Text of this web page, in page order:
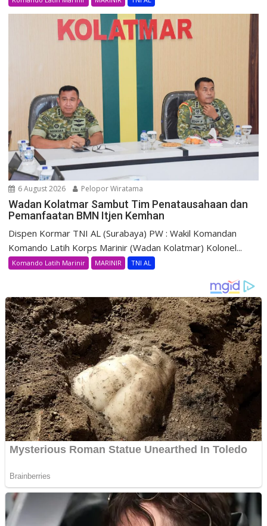
6 August 2026 Pelopor Wiratama
Wadan Kolatmar Sambut Tim Penatausahaan dan
Pemanfaatan BMN Itjen Kemhan
Dispen Kormar TNI AL (Surabaya) PW : Wakil Komandan
Komando Latih Korps Marinir (Wadan Kolatmar) Kolonel...
Komando Latih Marinir MARINIR TNI AL